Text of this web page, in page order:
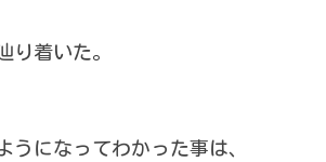
り着いた。
うになってわかった事は、